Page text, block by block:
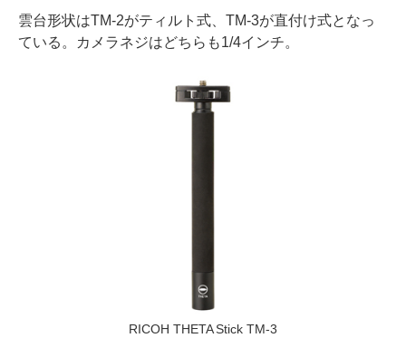
雲台形状はTM-2がティルト式、TM-3が直付け式となっ
ている。カメラネジはどちらも1/4インチ。
RICOH THETA Stick TM-3